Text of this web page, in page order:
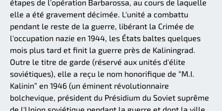
étapes de l'opération Barbarossa, au cours de laquelle
elle a été gravement décimée. L'unité a combattu
pendant le reste de la guerre, libérant la Crimée de
l'occupation nazie en 1944, les États baltes quelques
mois plus tard et finit la guerre près de Kaliningrad.
Outre le titre de garde (réservé aux unités d'élite
soviétiques), elle a reçu le nom honorifique de “M.I.
Kalinin” en 1946 (un éminent révolutionnaire
bolchevique, président du Présidium du Soviet suprême